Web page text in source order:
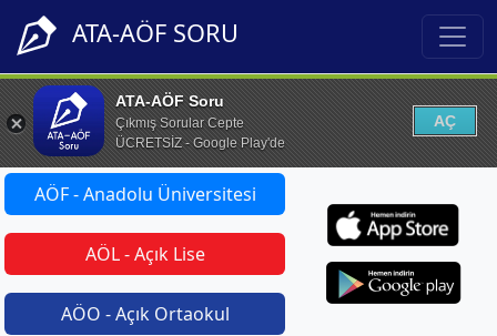
ATA-AÖF SORU
ATA-AÖF Soru
Çıkmış Sorular Cepte
ÜCRETSİZ - Google Play'de
AÇ
AÖF - Anadolu Üniversitesi
AÖL - Açık Lise
AÖO - Açık Ortaokul